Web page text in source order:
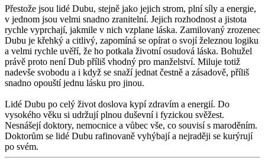
Přestože jsou lidé Dubu, stejně jako jejich strom, plní síly a energie,
v jednom jsou velmi snadno zranitelní. Jejich rozhodnost a jistota
rychle vyprchají, jakmile v nich vzplane láska. Zamilovaný zrozenec
Dubu je křehký a citlivý, zapomíná se opírat o svojí železnou logiku
a velmi rychle uvěří, že ho potkala životní osudová láska. Bohužel
právě proto není Dub příliš vhodný pro manželství. Miluje totiž
nadevše svobodu a i když se snaží jednat čestně a zásadově, příliš
snadno opouští jednu lásku pro jinou.
Lidé Dubu po celý život doslova kypí zdravím a energií. Do
vysokého věku si udržují plnou duševní i fyzickou svěžest.
Nesnášejí doktory, nemocnice a vůbec vše, co souvisí s maroděním.
Doktorům se lidé Dubu rafinovaně vyhýbají a nejraději se kurýrují
po svém.